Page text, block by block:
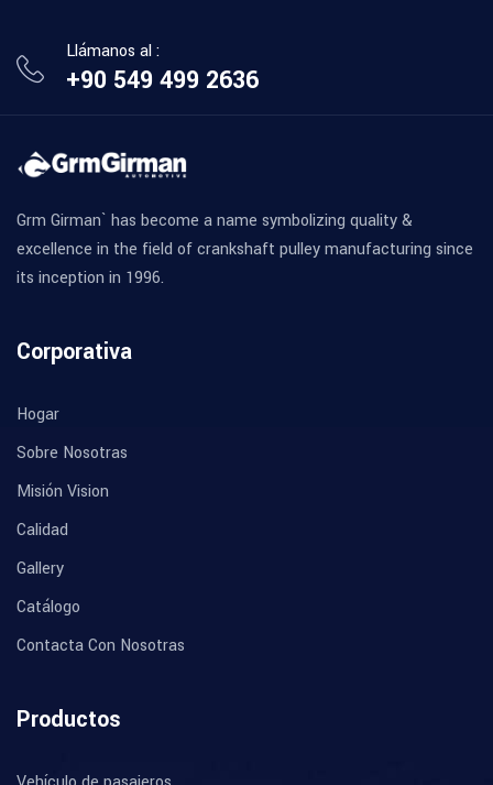
Llámanos al :
+90 549 499 2636
Grm Girman` has become a name symbolizing quality &
excellence in the field of crankshaft pulley manufacturing since
its inception in 1996.
Corporativa
Hogar
Sobre Nosotras
Misión Vision
Calidad
Gallery
Catálogo
Contacta Con Nosotras
Productos